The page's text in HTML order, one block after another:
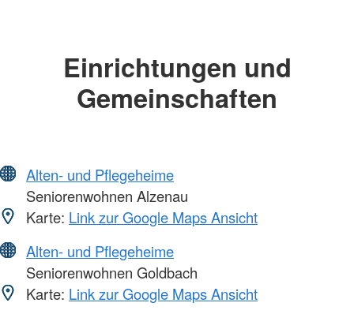
Einrichtungen und
Gemeinschaften
Alten- und Pflegeheime
Seniorenwohnen Alzenau
Karte: Link zur Google Maps Ansicht
Alten- und Pflegeheime
Seniorenwohnen Goldbach
Karte: Link zur Google Maps Ansicht